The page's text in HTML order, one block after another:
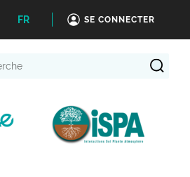
FR SE CONNECTER